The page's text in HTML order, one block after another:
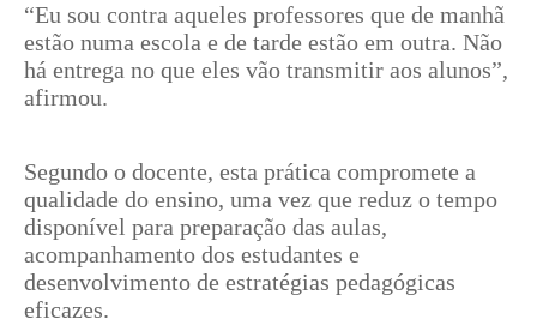
“Eu sou contra aqueles professores que de manhã
estão numa escola e de tarde estão em outra. Não
há entrega no que eles vão transmitir aos alunos”,
afirmou.
Segundo o docente, esta prática compromete a
qualidade do ensino, uma vez que reduz o tempo
disponível para preparação das aulas,
acompanhamento dos estudantes e
desenvolvimento de estratégias pedagógicas
eficazes.